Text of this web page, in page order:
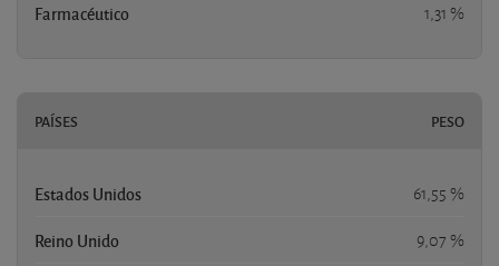
Farmacéutico 1,31 %
PAÍSES PESO
Estados Unidos 61,55 %
Reino Unido 9,07 %